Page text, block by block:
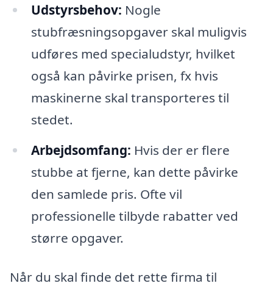
Udstyrsbehov: Nogle
stubfræsningsopgaver skal muligvis
udføres med specialudstyr, hvilket
også kan påvirke prisen, fx hvis
maskinerne skal transporteres til
stedet.
Arbejdsomfang: Hvis der er flere
stubbe at fjerne, kan dette påvirke
den samlede pris. Ofte vil
professionelle tilbyde rabatter ved
større opgaver.
Når du skal finde det rette firma til